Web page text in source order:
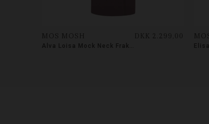
MOS MOSH DKK 2.299,00